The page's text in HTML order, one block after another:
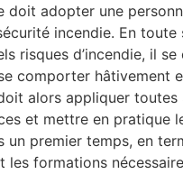
doit adopter une
incendie. En
risques d’incendie, il se
comporter hâtivement
alors appliquer toutes
et mettre en pratique
un premier temps, en
les formations